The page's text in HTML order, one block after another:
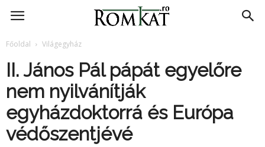
RomKat.ro
Főoldal Világegyház
II. János Pál pápát egyelőre
nem nyilvánítják
egyházdoktorrá és Európa
védőszentjévé